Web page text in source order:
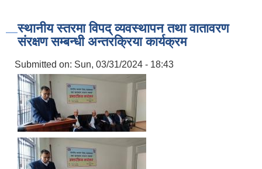
स्थानीय स्तरमा विपद् व्यवस्थापन तथा वातावरण
संरक्षण सम्बन्धी अन्तरक्रिया कार्यक्रम
Submitted on: Sun, 03/31/2024 - 18:43